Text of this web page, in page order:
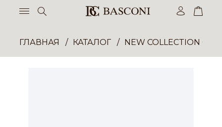
ГЛАВНАЯ КАТАЛОГ NEW COLLECTION